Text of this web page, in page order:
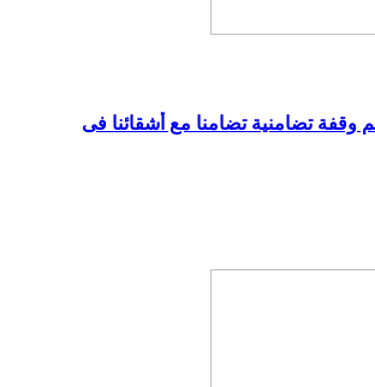
وقفة تضامنية تضامنا مع أشقائنا فى